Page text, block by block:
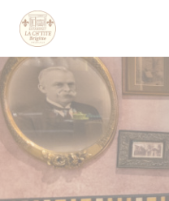
Panel pro správu cookies